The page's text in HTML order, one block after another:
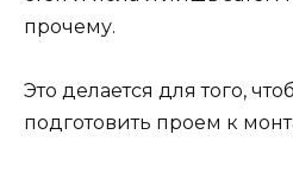
прочему.
Это делается для того,
подготовить проем к